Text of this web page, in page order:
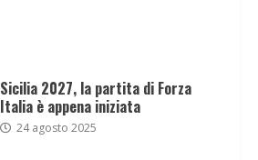
Sicilia 2027, la partita di Forza
Italia è appena iniziata
24 agosto 2025